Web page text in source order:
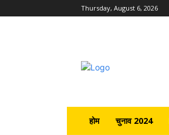
Thursday, August 6, 2026
होम चुनाव 2024